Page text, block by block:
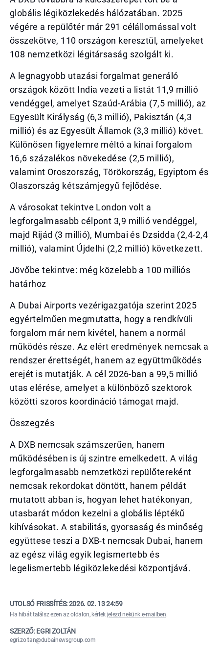
globális légiközlekedés hálózatában. 2025
végére a repülőtér már 291 célállomással volt
összekötve, 110 országon keresztül, amelyeket
108 nemzetközi légitársaság szolgált ki.
A legnagyobb utazási forgalmat generáló
országok között India vezeti a listát 11,9 millió
vendéggel, amelyet Szaúd-Arábia (7,5 millió), az
Egyesült Királyság (6,3 millió), Pakisztán (4,3
millió) és az Egyesült Államok (3,3 millió) követ.
Különösen figyelemre méltó a kínai forgalom
16,6 százalékos növekedése (2,5 millió),
valamint Oroszország, Törökország, Egyiptom és
Olaszország kétszámjegyű fejlődése.
A városokat tekintve London volt a
legforgalmasabb célpont 3,9 millió vendéggel,
majd Rijád (3 millió), Mumbai és Dzsidda (2,4-2,4
millió), valamint Újdelhi (2,2 millió) következett.
Jövőbe tekintve: még közelebb a 100 milliós
határhoz
A Dubai Airports vezérigazgatója szerint 2025
egyértelműen megmutatta, hogy a rendkívüli
forgalom már nem kivétel, hanem a normál
működés része. Az elért eredmények nemcsak a
rendszer érettségét, hanem az együttműködés
erejét is mutatják. A cél 2026-ban a 99,5 millió
utas elérése, amelyet a különböző szektorok
közötti szoros koordináció támogat majd.
Összegzés
A DXB nemcsak számszerűen, hanem
működésében is új szintre emelkedett. A világ
legforgalmasabb nemzetközi repülőtereként
nemcsak rekordokat döntött, hanem példát
mutatott abban is, hogyan lehet hatékonyan,
utasbarát módon kezelni a globális léptékű
kihívásokat. A stabilitás, gyorsaság és minőség
együttese teszi a DXB-t nemcsak Dubai, hanem
az egész világ egyik legismertebb és
legelismertebb légiközlekedési központjává.
UTOLSÓ FRISSÍTÉS:2026. 02. 13 24:59
Ha hibát találsz ezen az oldalon, kérlek jelezd nekünk e-mailben.
SZERZŐ: EGRI ZOLTÁN
egri.zoltan@dubainewsgroup.com